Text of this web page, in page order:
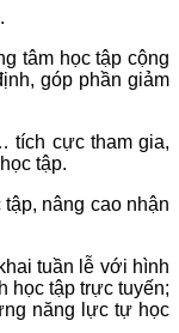
tâm học tập cộng
góp phần giảm
tích cực tham gia,
tập.
nâng cao nhận
tuần lễ với hình
học tập trực tuyến;
năng lực tự học